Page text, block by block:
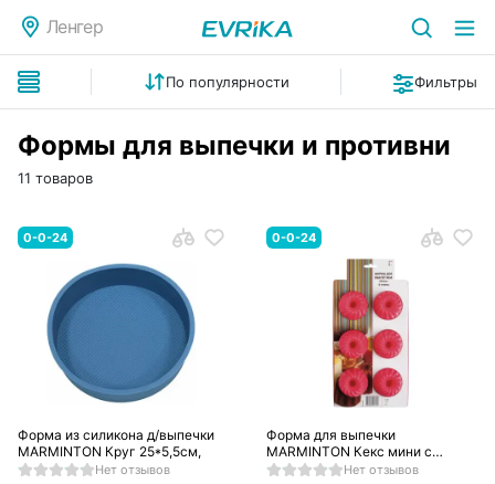
Ленгер
По популярности Фильтры
Формы для выпечки и противни
11 товаров
0-0-24
Форма из силикона д/выпечки
MARMINTON Круг 25*5,5см,
Нет отзывов
0-0-24
Форма для выпечки
MARMINTON Кекс мини с
отверстиемНет отзывов